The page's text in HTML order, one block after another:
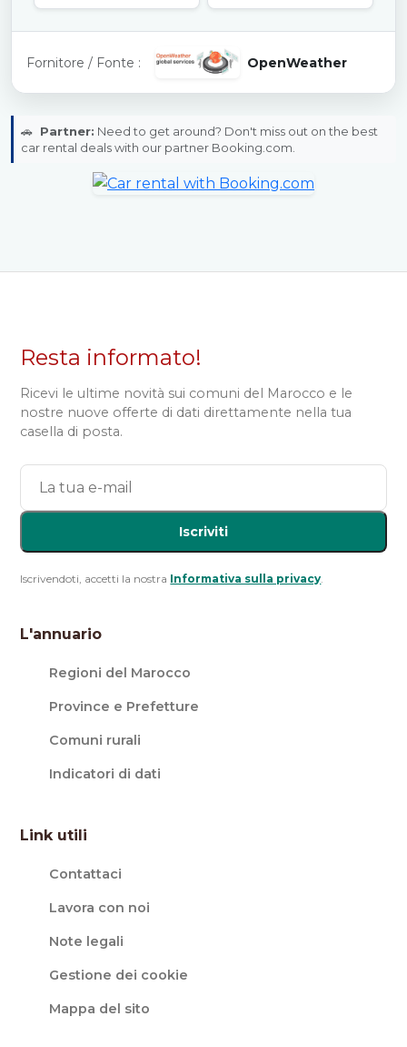
Fornitore / Fonte : OpenWeather
🚗 Partner: Need to get around? Don't miss out on the best
car rental deals with our partner Booking.com.
Resta informato!
Ricevi le ultime novità sui comuni del Marocco e le
nostre nuove offerte di dati direttamente nella tua
casella di posta.
Iscriviti
Iscrivendoti, accetti la nostra Informativa sulla privacy
L'annuario
Regioni del Marocco
Province e Prefetture
Comuni rurali
Indicatori di dati
Link utili
Contattaci
Lavora con noi
Note legali
Gestione dei cookie
Mappa del sito